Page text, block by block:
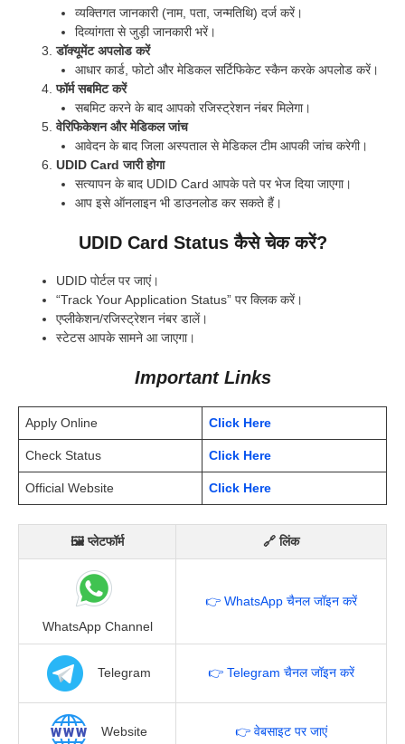
व्यक्तिगत जानकारी (नाम, पता, जन्मतिथि) दर्ज करें।
दिव्यांगता से जुड़ी जानकारी भरें।
डॉक्यूमेंट अपलोड करें
आधार कार्ड, फोटो और मेडिकल सर्टिफिकेट स्कैन करके अपलोड करें।
फॉर्म सबमिट करें
सबमिट करने के बाद आपको रजिस्ट्रेशन नंबर मिलेगा।
वेरिफिकेशन और मेडिकल जांच
आवेदन के बाद जिला अस्पताल से मेडिकल टीम आपकी जांच करेगी।
UDID Card जारी होगा
सत्यापन के बाद UDID Card आपके पते पर भेज दिया जाएगा।
आप इसे ऑनलाइन भी डाउनलोड कर सकते हैं।
UDID Card Status कैसे चेक करें?
UDID पोर्टल पर जाएं।
“Track Your Application Status” पर क्लिक करें।
एप्लीकेशन/रजिस्ट्रेशन नंबर डालें।
स्टेटस आपके सामने आ जाएगा।
Important Links
Apply Online Click Here
Check Status Click Here
Official Website Click Here
🖼 प्लेटफॉर्म 🔗 लिंक
WhatsApp Channel
👉 WhatsApp चैनल जॉइन करें
Telegram 👉 Telegram चैनल जॉइन करें
Website 👉 वेबसाइट पर जाएं